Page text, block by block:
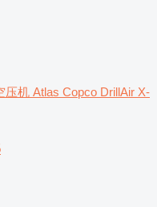
压机 Atlas Copco DrillAir X-